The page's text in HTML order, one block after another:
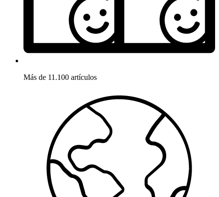
Más de 11.100 artículos